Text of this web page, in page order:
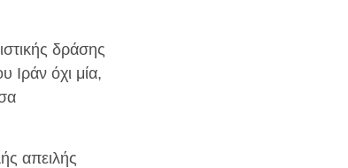
δράσης
Ιράν όχι μία,
απειλής